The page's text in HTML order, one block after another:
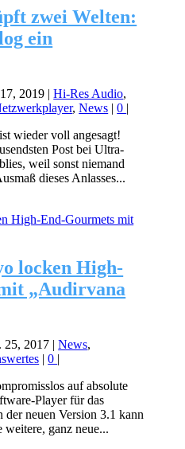
zwei Welten:
ein
2019 |Hi-Res Audio,
,News |0 |
wieder voll angesagt!
Post bei Ultra-
weil sonst niemand
dieses Anlasses...
locken High-
„Audirvana
25, 2017 |News,
|0 |
auf absolute
Player für das
der neuen Version 3.1 kann
weitere, ganz neue...